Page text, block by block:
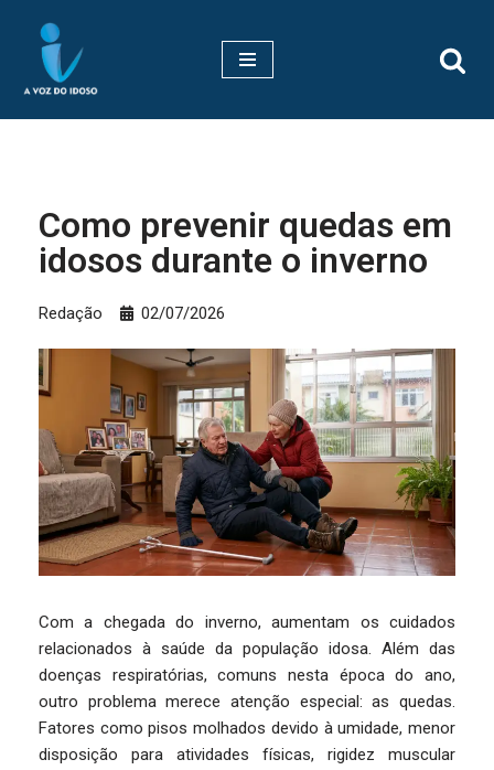
Pular
para
Como prevenir quedas em
idosos durante o inverno
Redação 02/07/2026
Com a chegada do inverno, aumentam os cuidados
relacionados à saúde da população idosa. Além das
doenças respiratórias, comuns nesta época do ano,
outro problema merece atenção especial: as quedas.
Fatores como pisos molhados devido à umidade, menor
disposição para atividades físicas, rigidez muscular